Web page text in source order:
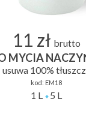
11 zł brutto
MYCIA
usuwa 100%
kod: EM18
1 L 5 L